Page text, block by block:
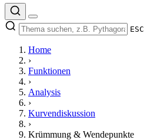
ESC
Home
›
Funktionen
›
Analysis
›
Kurvendiskussion
›
Krümmung & Wendepunkte